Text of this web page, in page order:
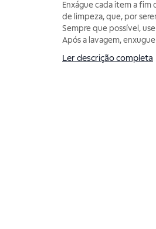
Enxágue cada item a
de limpeza, que, por
Sempre que possível,
Após a lavagem,
Ler descrição completa